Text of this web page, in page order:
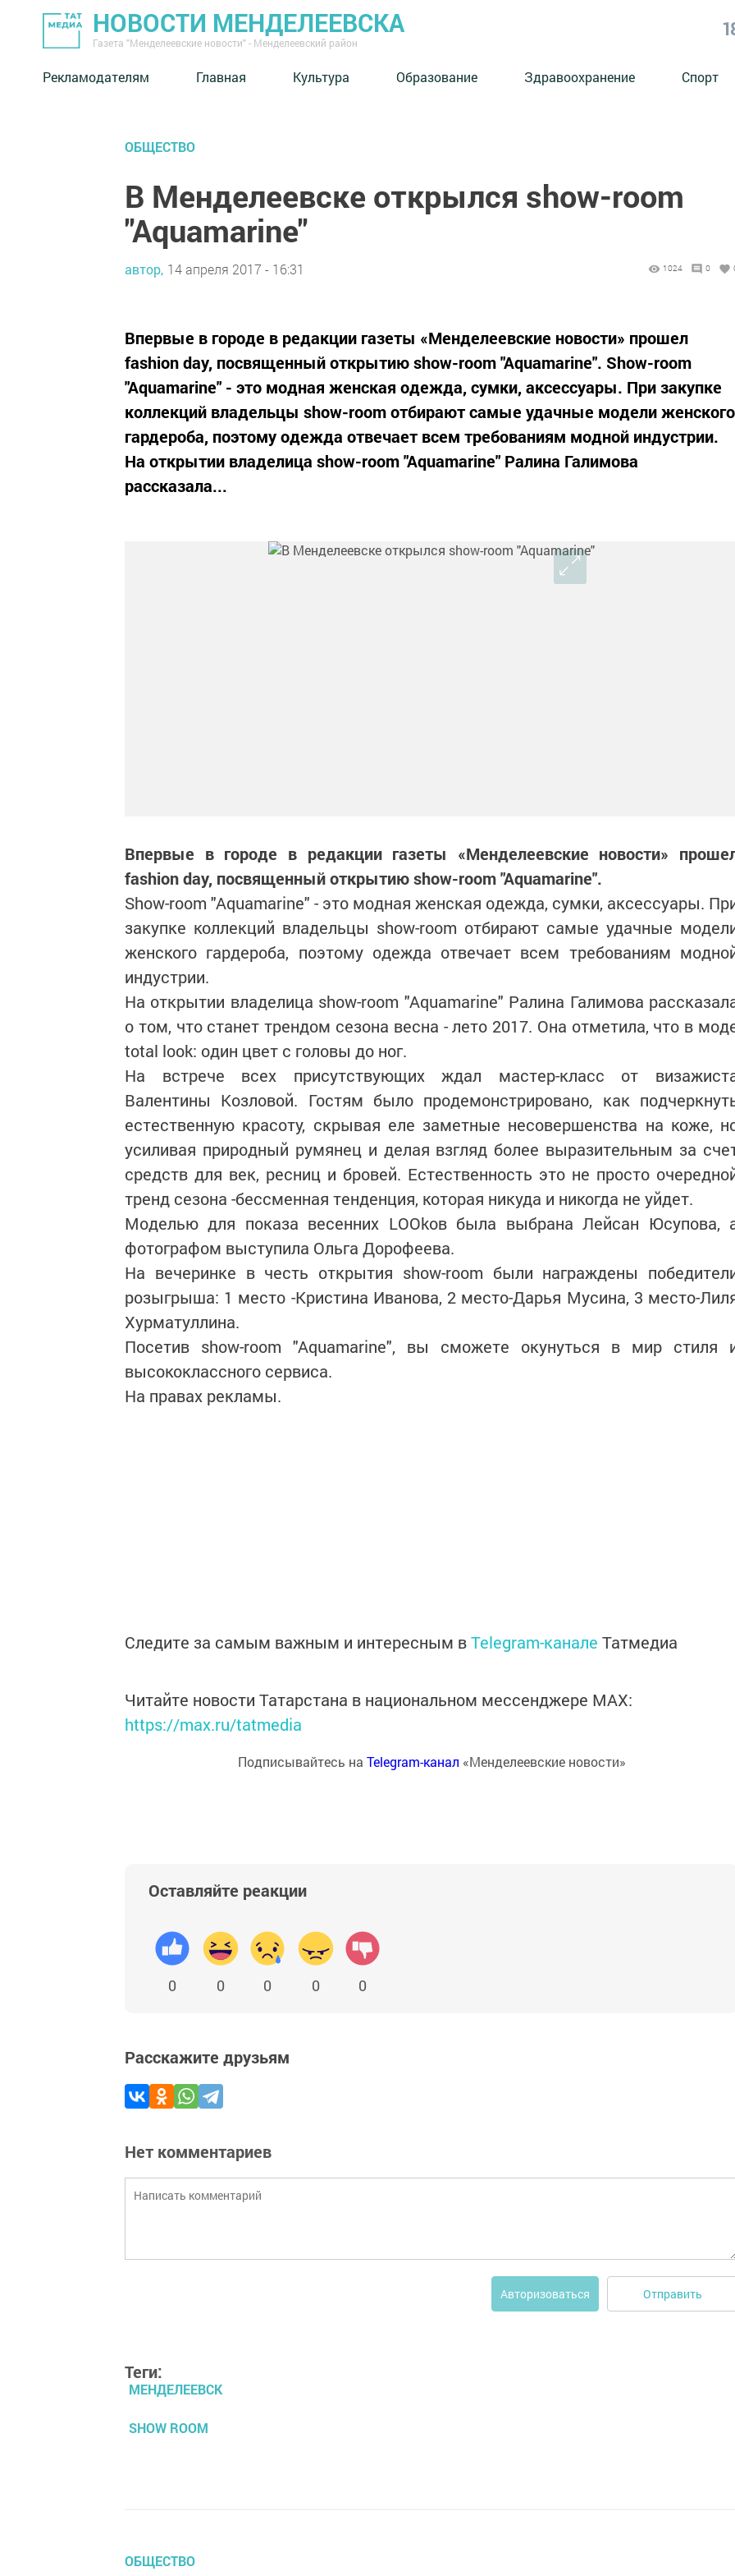
НОВОСТИ МЕНДЕЛЕЕВСКА
Газета "Менделеевские новости" - Менделеевский район
Рекламодателям Главная Культура Образование Здравоохранение Спорт
ОБЩЕСТВО
В Менделеевске открылся show-room
"Aquamarine"
автор, 14 апреля 2017 - 16:31 1024 0
Впервые в городе в редакции газеты «Менделеевские новости» прошел
fashion day, посвященный открытию show-room "Aquamarine". Show-room
"Aquamarine" - это модная женская одежда, сумки, аксессуары. При закупке
коллекций владельцы show-room отбирают самые удачные модели женского
гардероба, поэтому одежда отвечает всем требованиям модной индустрии.
На открытии владелица show-room "Aquamarine" Ралина Галимова
рассказала...
Впервые в городе в редакции газеты «Менделеевские новости»
fashion day, посвященный открытию show-room "Aquamarine".
Show-room "Aquamarine" - это модная женская одежда, сумки, аксессуары.
закупке коллекций владельцы show-room отбирают самые удачные
женского гардероба, поэтому одежда отвечает всем требованиям
индустрии.
На открытии владелица show-room "Aquamarine" Ралина Галимова
о том, что станет трендом сезона весна - лето 2017. Она отметила, что в
total look: один цвет с головы до ног.
На встрече всех присутствующих ждал мастер-класс от
Валентины Козловой. Гостям было продемонстрировано, как
естественную красоту, скрывая еле заметные несовершенства на коже,
усиливая природный румянец и делая взгляд более выразительным за
средств для век, ресниц и бровей. Естественность это не просто
тренд сезона -бессменная тенденция, которая никуда и никогда не уйдет.
Моделью для показа весенних LOOkов была выбрана Лейсан Юсупова,
фотографом выступила Ольга Дорофеева.
На вечеринке в честь открытия show-room были награждены
розыгрыша: 1 место -Кристина Иванова, 2 место-Дарья Мусина, 3 место-
Хурматуллина.
Посетив show-room "Aquamarine", вы сможете окунуться в мир стиля
высококлассного сервиса.
На правах рекламы.
Следите за самым важным и интересным вTelegram-канале Татмедиа
Читайте новости Татарстана в национальном мессенджере MАХ:
https://max.ru/tatmedia
Подписывайтесь на Telegram-канал «Менделеевские новости»
Оставляйте реакции
0 0 0 0 0
Расскажите друзьям
Нет комментариев
Авторизоваться Отправить
Теги:
МЕНДЕЛЕЕВСК
SHOW ROOM
ОБЩЕСТВО